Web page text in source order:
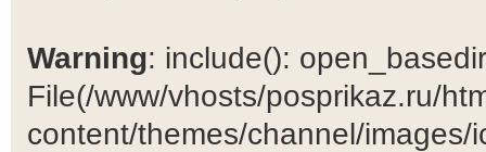
Warning: include():
File(/www/vhosts/posprikaz.ru/
content/themes/channel/